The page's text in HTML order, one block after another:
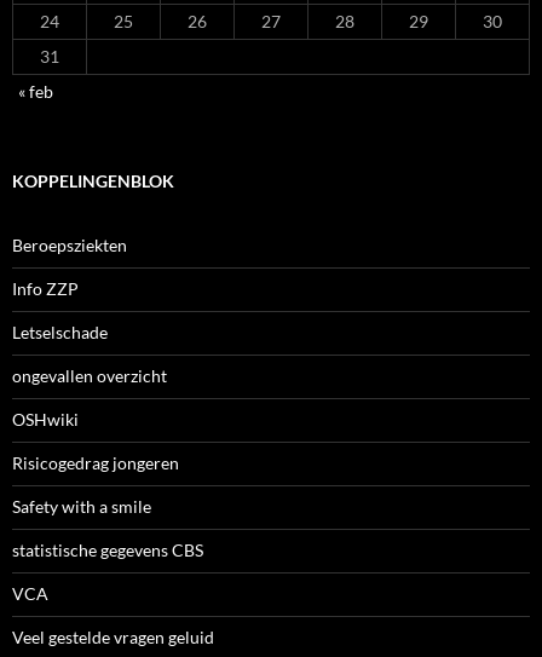
24
25 26 27 28 29
30
31
« feb
KOPPELINGENBLOK
Beroepsziekten
Info ZZP
Letselschade
ongevallen overzicht
OSHwiki
Risicogedrag jongeren
Safety with a smile
statistische gegevens CBS
VCA
Veel gestelde vragen geluid